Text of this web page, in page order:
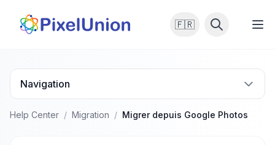
🇫🇷
Navigation
Help Center / Migration / Migrer depuis Google Photos